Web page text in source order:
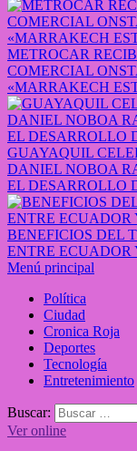
METROCAR
COMERCIAL
«MARRAKECH
GUAYAQUIL
DANIEL NOBOA
EL DESARROLLO
BENEFICIOS DEL
ENTRE ECUADOR
Menú principal
Política
Ciudad
Cronica Roja
Deportes
Tecnología
Entretenimiento
Buscar:
Ver online